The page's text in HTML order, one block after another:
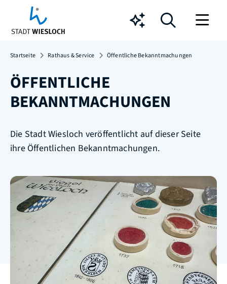
Chatbot
Startseite Rathaus & Service Öffentliche Bekanntmachungen
ÖFFENTLICHE
BEKANNTMACHUNGEN
Die Stadt Wiesloch veröffentlicht auf dieser Seite
ihre Öffentlichen Bekanntmachungen.